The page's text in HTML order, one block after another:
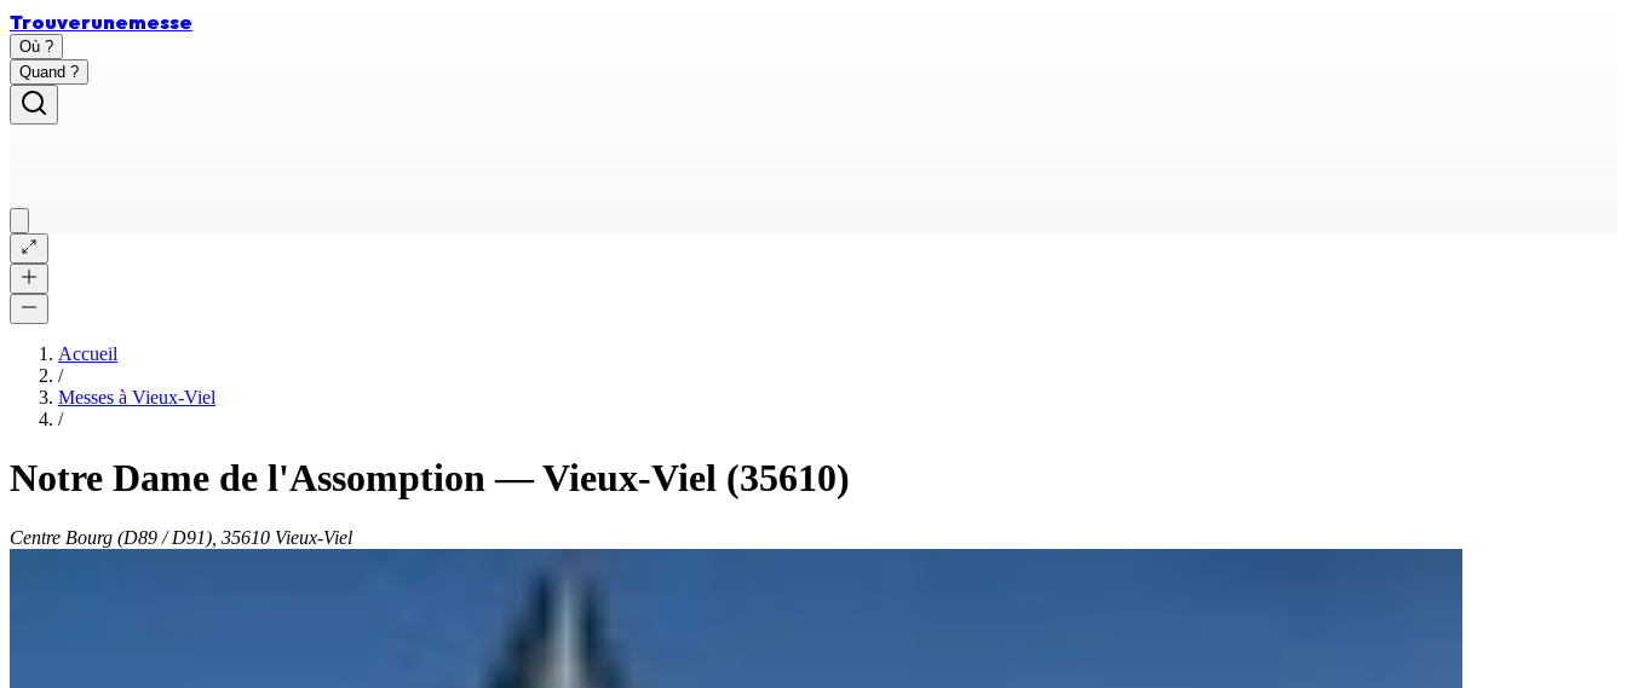
Trouverunemesse
Où ?
Quand ?
Accueil
/
Messes à Vieux-Viel
/
Notre Dame de l'Assomption—Vieux-Viel (35610)
Centre Bourg (D89 / D91), 35610 Vieux-Viel